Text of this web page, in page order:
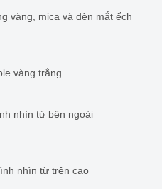
vàng, mica và đèn mắt ếch
vàng trắng
nhìn từ bên ngoài
nhìn từ trên cao